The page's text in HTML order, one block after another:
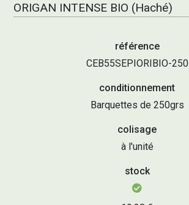
ORIGAN INTENSE BIO (Haché)
référence
CEB55SEPIORIBIO-250
conditionnement
Barquettes de 250grs
colisage
à l'unité
stock